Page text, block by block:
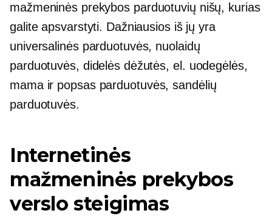
mažmeninės prekybos parduotuvių nišų, kurias
galite apsvarstyti. Dažniausios iš jų yra
universalinės parduotuvės, nuolaidų
parduotuvės, didelės dėžutės, el. uodegėlės,
mama ir popsasparduotuvės, sandėlių
parduotuvės.
Internetinės
mažmeninės prekybos
verslo steigimas